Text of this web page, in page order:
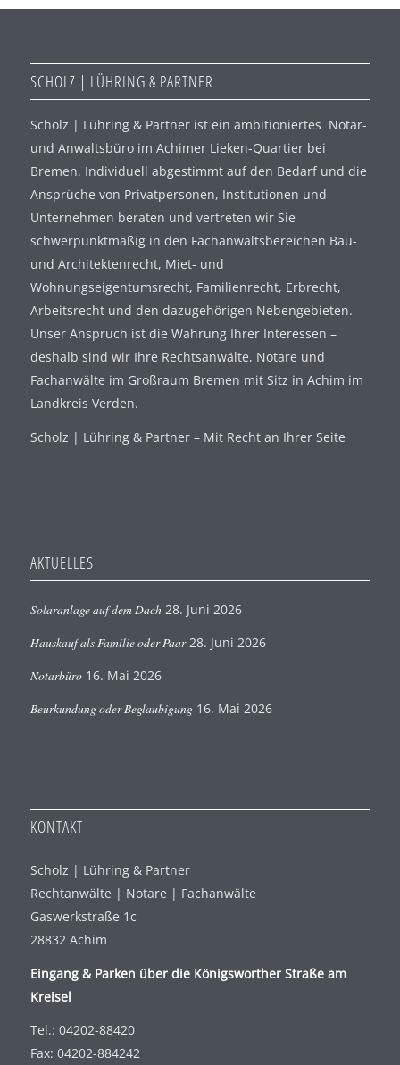
SCHOLZ | LÜHRING & PARTNER
Scholz | Lühring & Partner ist ein ambitioniertes Notar-
und Anwaltsbüro im Achimer Lieken-Quartier bei
Bremen. Individuell abgestimmt auf den Bedarf und die
Ansprüche von Privatpersonen, Institutionen und
Unternehmen beraten und vertreten wir Sie
schwerpunktmäßig in den Fachanwaltsbereichen Bau-
und Architektenrecht, Miet- und
Wohnungseigentumsrecht, Familienrecht, Erbrecht,
Arbeitsrecht und den dazugehörigen Nebengebieten.
Unser Anspruch ist die Wahrung Ihrer Interessen –
deshalb sind wir Ihre Rechtsanwälte, Notare und
Fachanwälte im Großraum Bremen mit Sitz in Achim im
Landkreis Verden.
Scholz | Lühring & Partner – Mit Recht an Ihrer Seite
AKTUELLES
Solaranlage auf dem Dach 28. Juni 2026
Hauskauf als Familie oder Paar 28. Juni 2026
Notarbüro 16. Mai 2026
Beurkundung oder Beglaubigung 16. Mai 2026
KONTAKT
Scholz | Lühring & Partner
Rechtanwälte | Notare | Fachanwälte
Gaswerkstraße 1c
28832 Achim
Eingang & Parken über die Königsworther Straße am
Kreisel
Tel.: 04202-88420
Fax: 04202-884242